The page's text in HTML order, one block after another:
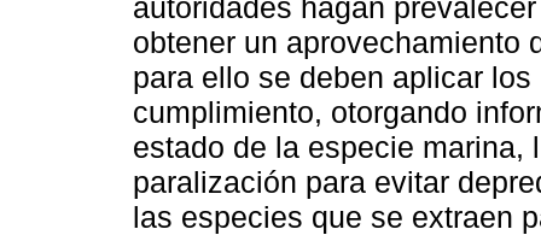
autoridades hagan
obtener un aprovechamiento
para ello se deben aplicar
cumplimiento, otorgando
estado de la especie marina,
paralización para evitar
las especies que se extraen